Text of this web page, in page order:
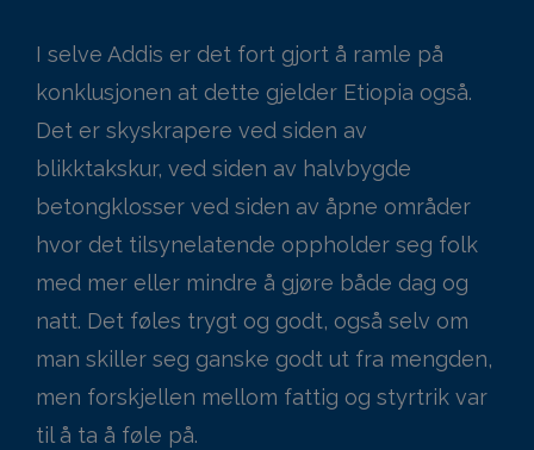
I selve Addis er det fort gjort å ramle på
konklusjonen at dette gjelder Etiopia også.
Det er skyskrapere ved siden av
blikktakskur, ved siden av halvbygde
betongklosser ved siden av åpne områder
hvor det tilsynelatende oppholder seg folk
med mer eller mindre å gjøre både dag og
natt. Det føles trygt og godt, også selv om
man skiller seg ganske godt ut fra mengden,
men forskjellen mellom fattig og styrtrik var
til å ta å føle på.